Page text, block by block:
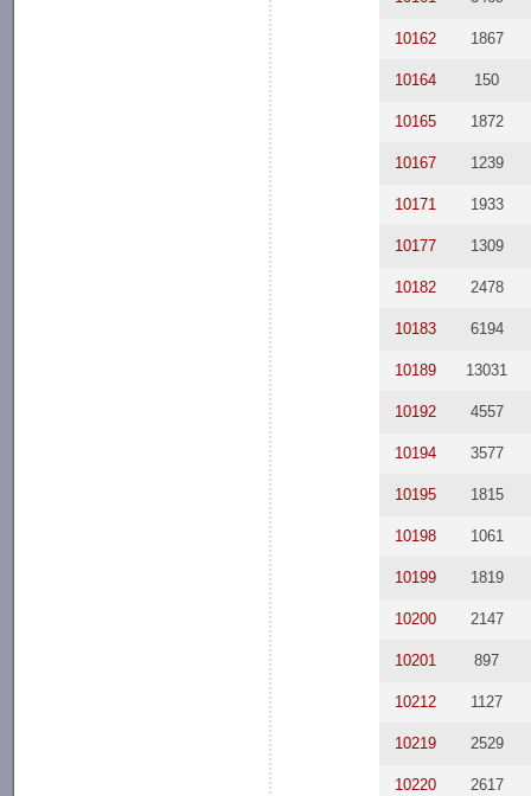
10162 1867
10164 150
10165 1872
10167 1239
10171 1933
10177 1309
10182 2478
10183 6194
10189 13031
10192 4557
10194 3577
10195 1815
10198 1061
10199 1819
10200 2147
10201 897
10212 1127
10219 2529
10220 2617